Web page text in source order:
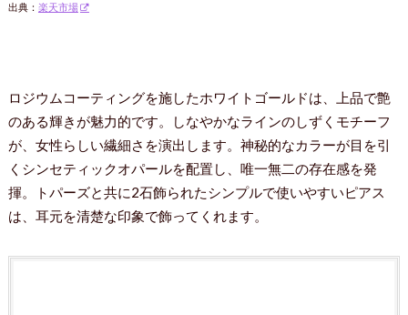
出典： 楽天市場
ロジウムコーティングを施したホワイトゴールドは、上品で艶
のある輝きが魅力的です。しなやかなラインのしずくモチーフ
が、女性らしい繊細さを演出します。神秘的なカラーが目を引
くシンセティックオパールを配置し、唯一無二の存在感を発
揮。トパーズと共に2石飾られたシンプルで使いやすいピアス
は、耳元を清楚な印象で飾ってくれます。